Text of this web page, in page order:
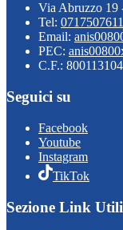
Via Abruzzo
Tel: 0717507611
Email:
PEC:
C.F.:
Seguici su
Facebook
Youtube
Instagram
TikTok
Sezione Link Utili